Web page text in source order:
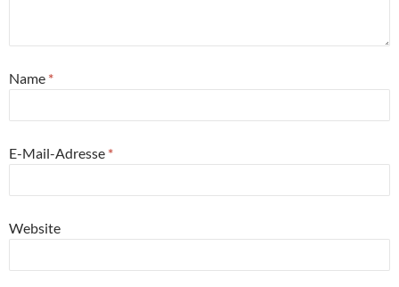
Name *
E-Mail-Adresse *
Website